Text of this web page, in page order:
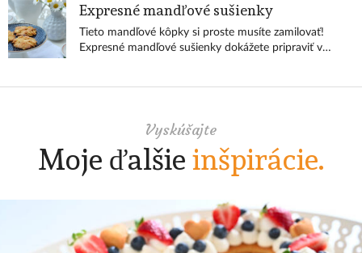
Expresné mandľové sušienky
Tieto mandľové kôpky si proste musíte zamilovať!
Expresné mandľové sušienky dokážete pripraviť v
Vyskúšajte
Moje ďalšie inšpirácie.